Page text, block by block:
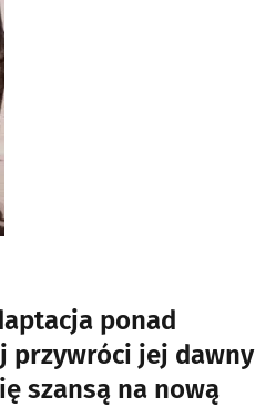
ponad
przywróci jej dawny
szansą na nową